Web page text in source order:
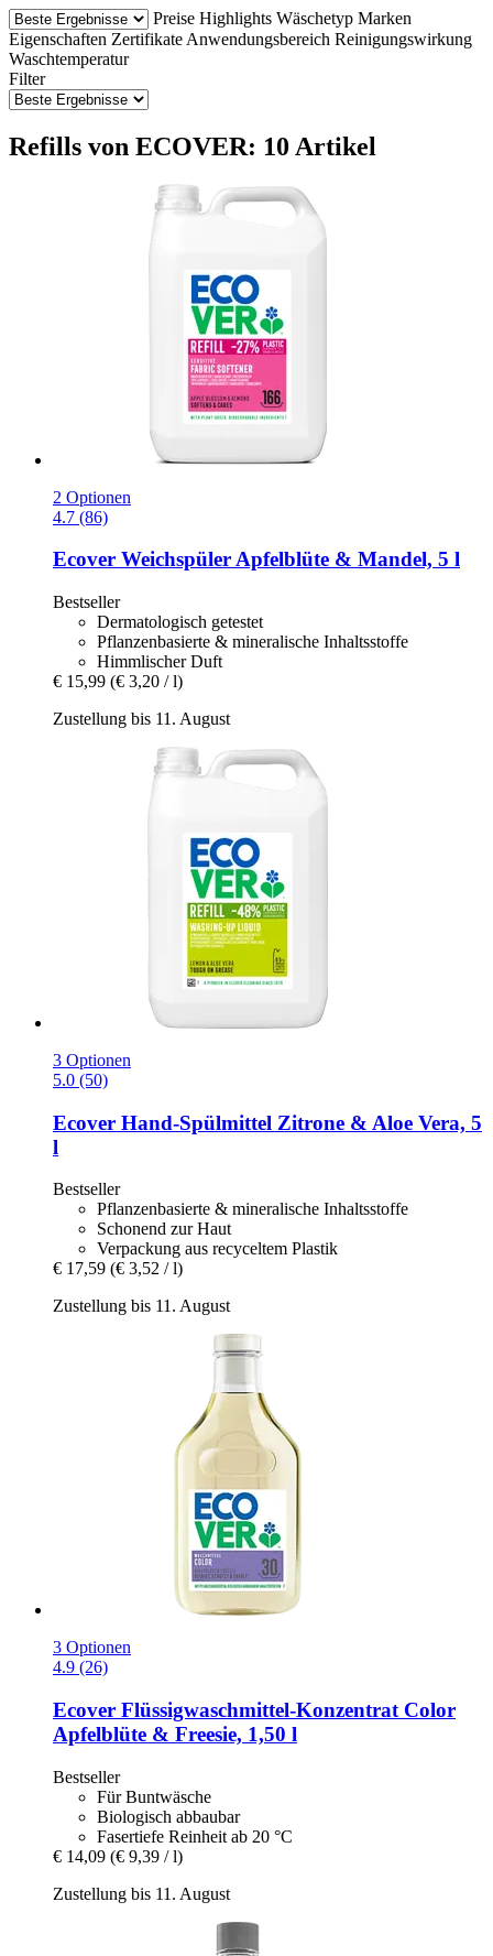
Preise Highlights Wäschetyp Marken
Eigenschaften Zertifikate Anwendungsbereich Reinigungswirkung
Waschtemperatur
Filter
Refills von ECOVER: 10 Artikel
2 Optionen
4.7 (86)
Ecover Weichspüler Apfelblüte & Mandel, 5 l
Bestseller
Dermatologisch getestet
Pflanzenbasierte & mineralische Inhaltsstoffe
Himmlischer Duft
€ 15,99 (€ 3,20 / l)
Zustellung bis 11. August
3 Optionen
5.0 (50)
Ecover Hand-​Spülmittel Zitrone & Aloe Vera, 5
l
Bestseller
Pflanzenbasierte & mineralische Inhaltsstoffe
Schonend zur Haut
Verpackung aus recyceltem Plastik
€ 17,59 (€ 3,52 / l)
Zustellung bis 11. August
3 Optionen
4.9 (26)
Ecover Flüssigwaschmittel-​Konzentrat Color
Apfelblüte & Freesie, 1,50 l
Bestseller
Für Buntwäsche
Biologisch abbaubar
Fasertiefe Reinheit ab 20 °C
€ 14,09 (€ 9,39 / l)
Zustellung bis 11. August